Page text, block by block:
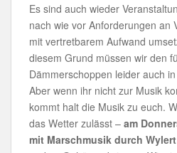
Es sind auch wieder
nach wie vor Anforderungen an
mit vertretbarem Aufwand
diesem Grund müssen wir den
Dämmerschoppen leider auch
Aber wenn ihr nicht zur Musik
kommt halt die Musik zu euch.
das Wetter zulässt – am
mit Marschmusik durch